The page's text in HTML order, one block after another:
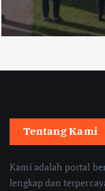
August 7, 2026
Tentang Kami
Kami adalah portal
lengkap dan